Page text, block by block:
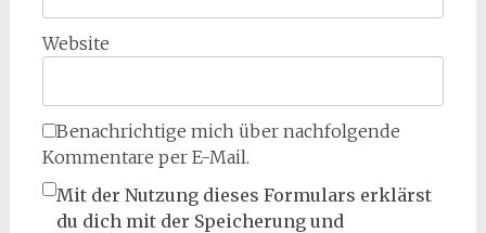
Website
Benachrichtige mich über nachfolgende
Kommentare per E-Mail.
Mit der Nutzung dieses Formulars erklärst
du dich mit der Speicherung und